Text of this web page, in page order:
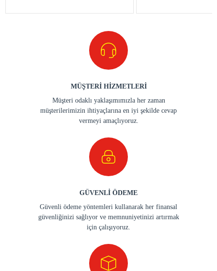
MÜŞTERİ HİZMETLERİ
Müşteri odaklı yaklaşımımızla her zaman
müşterilerimizin ihtiyaçlarına en iyi şekilde cevap
vermeyi amaçlıyoruz.
GÜVENLİ ÖDEME
Güvenli ödeme yöntemleri kullanarak her finansal
güvenliğinizi sağlıyor ve memnuniyetinizi artırmak
için çalışıyoruz.